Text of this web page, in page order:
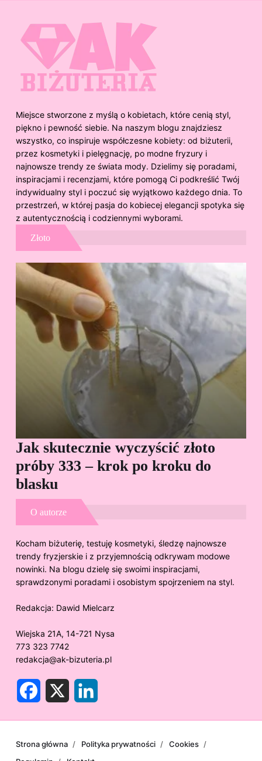
Miejsce stworzone z myślą o kobietach, które cenią styl,
piękno i pewność siebie. Na naszym blogu znajdziesz
wszystko, co inspiruje współczesne kobiety: od biżuterii,
przez kosmetyki i pielęgnację, po modne fryzury i
najnowsze trendy ze świata mody. Dzielimy się poradami,
inspiracjami i recenzjami, które pomogą Ci podkreślić Twój
indywidualny styl i poczuć się wyjątkowo każdego dnia. To
przestrzeń, w której pasja do kobiecej elegancji spotyka się
z autentycznością i codziennymi wyborami.
Złoto
Jak skutecznie wyczyścić złoto
próby 333 – krok po kroku do
blasku
O autorze
Kocham biżuterię, testuję kosmetyki, śledzę najnowsze
trendy fryzjerskie i z przyjemnością odkrywam modowe
nowinki. Na blogu dzielę się swoimi inspiracjami,
sprawdzonymi poradami i osobistym spojrzeniem na styl.
Redakcja: Dawid Mielcarz
Wiejska 21A, 14-721 Nysa
773 323 7742
redakcja@ak-bizuteria.pl
b
k
e
n
Strona główna Polityka prywatności
Cookies